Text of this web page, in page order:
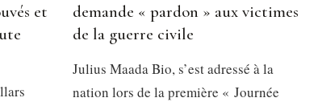
et
demande « pardon » aux victimes
de la guerre civile
Julius Maada Bio, s’est adressé à la
nation lors de la première « Journée